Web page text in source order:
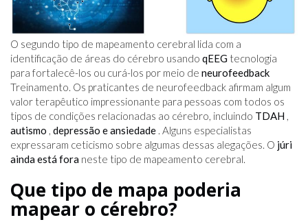
O segundo tipo de mapeamento cerebral lida com a
identificação de áreas do cérebro usando qEEG tecnologia
para fortalecê-los ou curá-los por meio de neurofeedback
Treinamento. Os praticantes de neurofeedback afirmam algum
valor terapêutico impressionante para pessoas com todos os
tipos de condições relacionadas ao cérebro, incluindo TDAH ,
autismo , depressão e ansiedade . Alguns especialistas
expressaram ceticismo sobre algumas dessas alegações. O júri
ainda está fora neste tipo de mapeamento cerebral.
Que tipo de mapa poderia
mapear o cérebro?